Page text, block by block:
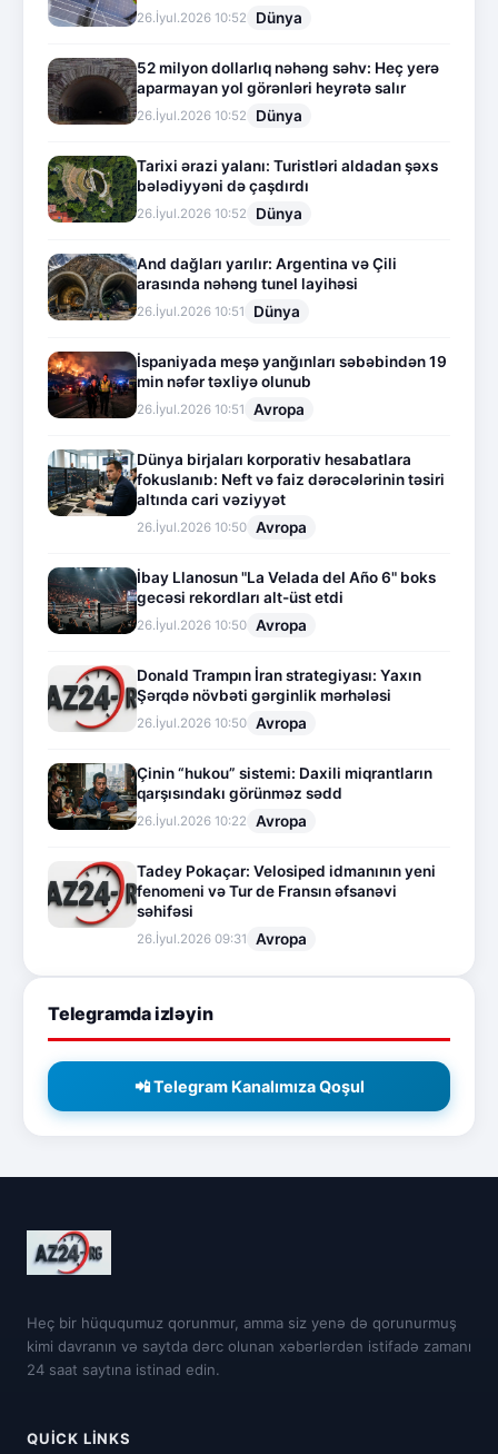
26.İyul.2026 10:52 Dünya
52 milyon dollarlıq nəhəng səhv: Heç yerə
aparmayan yol görənləri heyrətə salır
26.İyul.2026 10:52 Dünya
Tarixi ərazi yalanı: Turistləri aldadan şəxs
bələdiyyəni də çaşdırdı
26.İyul.2026 10:52 Dünya
And dağları yarılır: Argentina və Çili
arasında nəhəng tunel layihəsi
26.İyul.2026 10:51 Dünya
İspaniyada meşə yanğınları səbəbindən 19
min nəfər təxliyə olunub
26.İyul.2026 10:51 Avropa
Dünya birjaları korporativ hesabatlara
fokuslanıb: Neft və faiz dərəcələrinin təsiri
altında cari vəziyyət
26.İyul.2026 10:50 Avropa
İbay Llanosun "La Velada del Año 6" boks
gecəsi rekordları alt-üst etdi
26.İyul.2026 10:50 Avropa
Donald Trampın İran strategiyası: Yaxın
Şərqdə növbəti gərginlik mərhələsi
26.İyul.2026 10:50 Avropa
Çinin “hukou” sistemi: Daxili miqrantların
qarşısındakı görünməz sədd
26.İyul.2026 10:22 Avropa
Tadey Pokaçar: Velosiped idmanının yeni
fenomeni və Tur de Fransın əfsanəvi
səhifəsi
26.İyul.2026 09:31 Avropa
Telegramda izləyin
📲 Telegram Kanalımıza Qoşul
Heç bir hüququmuz qorunmur, amma siz yenə də qorunurmuş
kimi davranın və saytda dərc olunan xəbərlərdən istifadə zamanı
24 saat saytına istinad edin.
QUICK LINKS